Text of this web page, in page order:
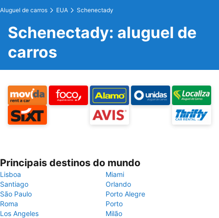
Aluguel de carros EUA Schenectady
Schenectady: aluguel de
carros
Principais destinos do mundo
Lisboa
Miami
Santiago
Orlando
São Paulo
Porto Alegre
Roma
Porto
Los Angeles
Milão